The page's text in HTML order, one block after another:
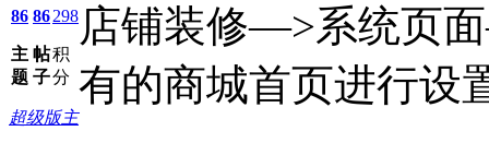
86
主
题
86
帖
子
298
积
分
超级版主
店铺装修—>系统页
有的商城首页进行设